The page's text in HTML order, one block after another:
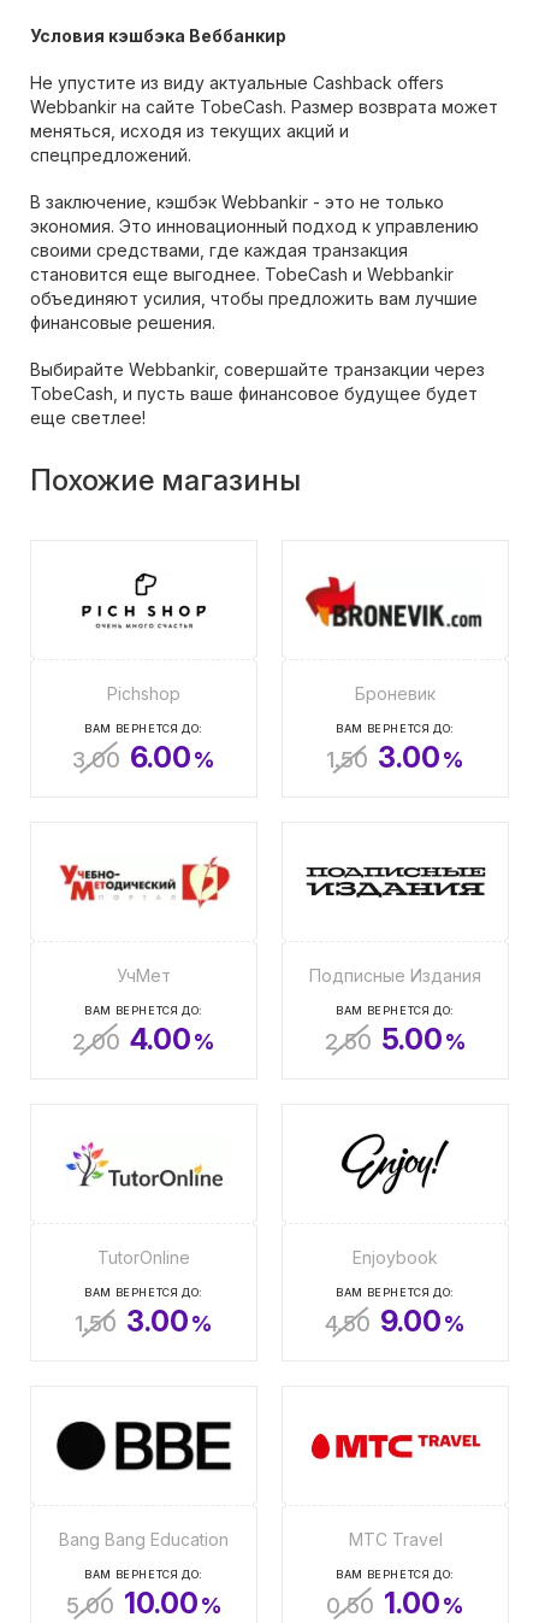
Условия кэшбэка Веббанкир
Не упустите из виду актуальные Cashback offers
Webbankir на сайте TobeCash. Размер возврата может
меняться, исходя из текущих акций и
спецпредложений.
В заключение, кэшбэк Webbankir - это не только
экономия. Это инновационный подход к управлению
своими средствами, где каждая транзакция
становится еще выгоднее. TobeCash и Webbankir
объединяют усилия, чтобы предложить вам лучшие
финансовые решения.
Выбирайте Webbankir, совершайте транзакции через
TobeCash, и пусть ваше финансовое будущее будет
еще светлее!
Похожие магазины
Pichshop
ВАМ ВЕРНЕТСЯ ДО:
3.00 6.00%
Броневик
ВАМ ВЕРНЕТСЯ ДО:
1.50 3.00%
УчМет
ВАМ ВЕРНЕТСЯ ДО:
2.00 4.00%
Подписные Издания
ВАМ ВЕРНЕТСЯ ДО:
2.50 5.00%
TutorOnline
ВАМ ВЕРНЕТСЯ ДО:
1.50 3.00%
Enjoybook
ВАМ ВЕРНЕТСЯ ДО:
4.50 9.00%
Bang Bang Education
ВАМ ВЕРНЕТСЯ ДО:
5.00 10.00%
МТС Travel
ВАМ ВЕРНЕТСЯ ДО:
0.50 1.00%